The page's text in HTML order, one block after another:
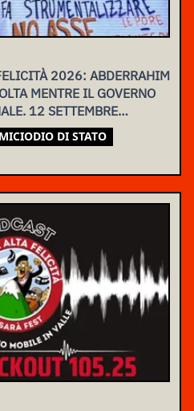
2026: ABDERRAHIM
MENTRE IL GOVERNO
12 SETTEMBRE
DI STATO